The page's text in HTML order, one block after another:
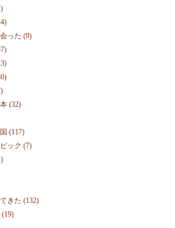
った (9)
(32)
(117)
ック (7)
きた (132)